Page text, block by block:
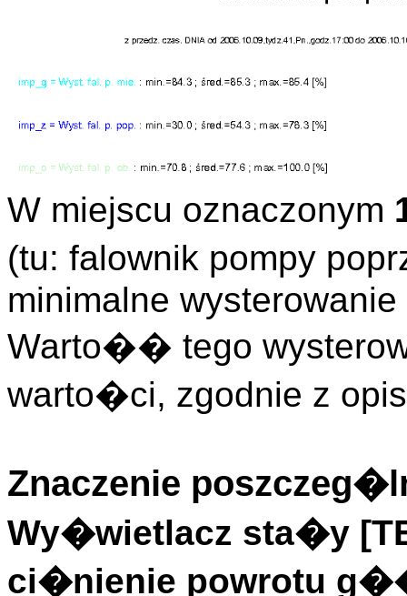
W miejscu oznaczonym
(tu: falownik pompy
minimalne
Warto�� tego
warto�ci, zgodnie z
Znaczenie
Wy�wietlacz sta�y
ci�nienie powrotu